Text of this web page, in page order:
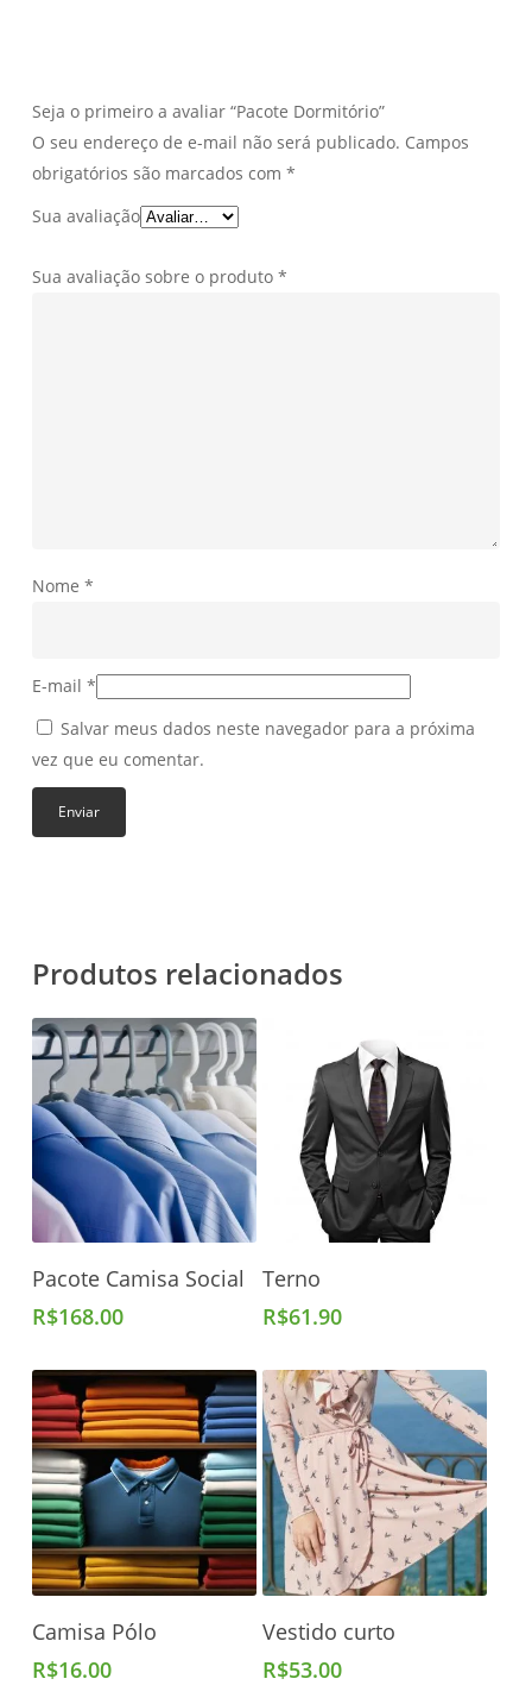
Seja o primeiro a avaliar “Pacote Dormitório”
O seu endereço de e-mail não será publicado. Campos
obrigatórios são marcados com *
Sua avaliação
Sua avaliação sobre o produto *
Nome *
E-mail *
Salvar meus dados neste navegador para a próxima
vez que eu comentar.
Produtos relacionados
Adicionar Ao Carrinho
Pacote Camisa Social
R$168.00
Terno
R$61.90
Adicionar Ao Carrinho
Camisa Pólo
R$16.00
Adicionar Ao Carrinho
Vestido curto
R$53.00